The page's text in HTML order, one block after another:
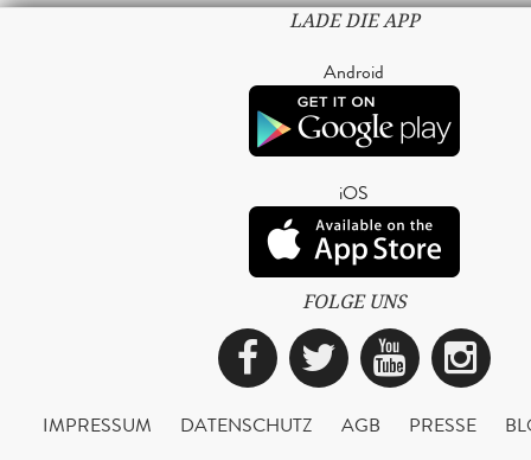
LADE DIE APP
Android
iOS
FOLGE UNS
Facebook
Twitter
IMPRESSUM DATENSCHUTZ AGB PRESSE